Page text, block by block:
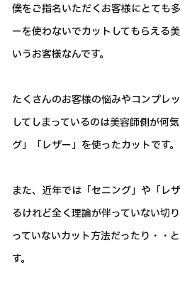
僕をご指名いただくお客様にとても
ーを使わないでカットしてもらえる
いうお客様なんです。
たくさんのお客様の悩みやコンプレ
してしまっているのは美容師側が何
グ」「レザー」を使ったカットです。
また、近年では「セニング」や「レ
るけれど全く理論が伴っていない切
っていないカット方法だったり・・
す。